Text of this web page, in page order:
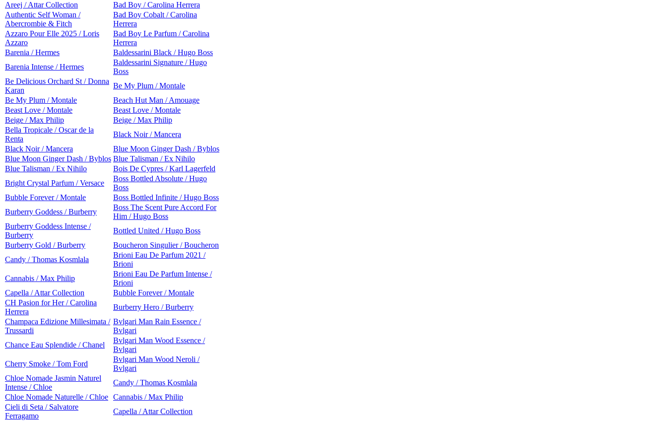
Areej / Attar Collection
Bad Boy / Carolina Herrera
Authentic Self Woman /
Abercrombie & Fitch
Bad Boy Cobalt / Carolina
Herrera
Azzaro Pour Elle 2025 / Loris
Azzaro
Bad Boy Le Parfum / Carolina
Herrera
Barenia / Hermes
Baldessarini Black / Hugo Boss
Barenia Intense / Hermes
Baldessarini Signature / Hugo
Boss
Be Delicious Orchard St / Donna
Karan
Be My Plum / Montale
Be My Plum / Montale
Beach Hut Man / Amouage
Beast Love / Montale
Beast Love / Montale
Beige / Max Philip
Beige / Max Philip
Bella Tropicale / Oscar de la
Renta
Black Noir / Mancera
Black Noir / Mancera
Blue Moon Ginger Dash / Byblos
Blue Moon Ginger Dash / Byblos Blue Talisman / Ex Nihilo
Blue Talisman / Ex Nihilo
Bois De Cypres / Karl Lagerfeld
Bright Crystal Parfum / Versace
Boss Bottled Absolute / Hugo
Boss
Bubble Forever / Montale
Boss Bottled Infinite / Hugo Boss
Burberry Goddess / Burberry
Boss The Scent Pure Accord For
Him / Hugo Boss
Burberry Goddess Intense /
Burberry
Bottled United / Hugo Boss
Burberry Gold / Burberry
Boucheron Singulier / Boucheron
Candy / Thomas Kosmlala
Brioni Eau De Parfum 2021 /
Brioni
Cannabis / Max Philip
Brioni Eau De Parfum Intense /
Brioni
Capella / Attar Collection
Bubble Forever / Montale
CH Pasion for Her / Carolina
Herrera
Burberry Hero / Burberry
Champaca Edizione Millesimata /
Trussardi
Bvlgari Man Rain Essence /
Bvlgari
Chance Eau Splendide / Chanel
Bvlgari Man Wood Essence /
Bvlgari
Cherry Smoke / Tom Ford
Bvlgari Man Wood Neroli /
Bvlgari
Chloe Nomade Jasmin Naturel
Intense / Chloe
Candy / Thomas Kosmlala
Chloe Nomade Naturelle / Chloe Cannabis / Max Philip
Cieli di Seta / Salvatore
Ferragamo
Capella / Attar Collection